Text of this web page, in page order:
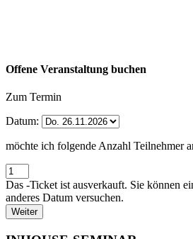
Offene Veranstaltung buchen
Zum Termin
Datum:
möchte ich folgende Anzahl Teilnehmer
Das -Ticket ist ausverkauft. Sie können
anderes Datum versuchen.
Weiter